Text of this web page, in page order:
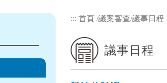
::: 首頁 /議案審查/議事日程
議事日程